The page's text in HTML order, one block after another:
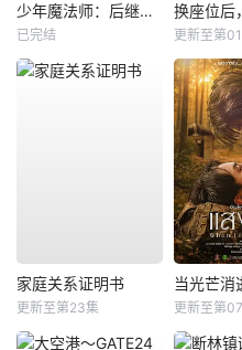
少年魔法师：后继者第三季
已完结 更新至第
家庭关系证明书
更新至第23集
当光芒消
更新至第